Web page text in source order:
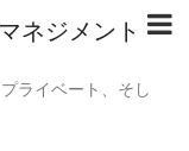
ネジメント
ライベート、そし